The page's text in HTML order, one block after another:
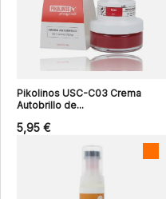
Pikolinos USC-C03 Crema
Autobrillo de...
5,95 €